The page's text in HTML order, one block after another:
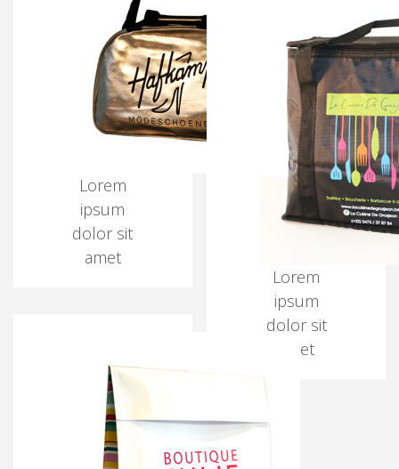
Lorem
ipsum
dolor sit
amet
Lorem
ipsum
dolor sit
amet